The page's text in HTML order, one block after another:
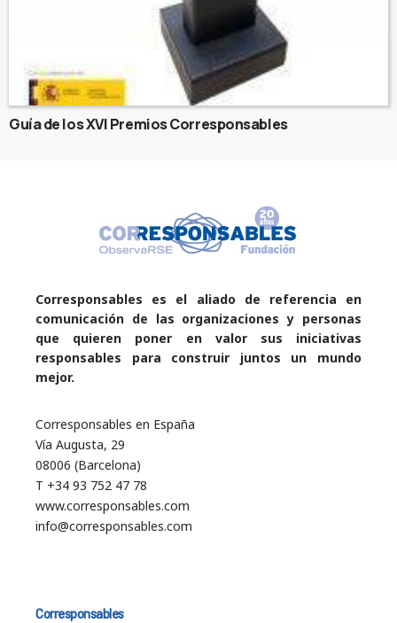
Guía de los XVI Premios Corresponsables
Corresponsables es el aliado de referencia en
comunicación de las organizaciones y personas
que quieren poner en valor sus iniciativas
responsables para construir juntos un mundo
mejor.
Corresponsables en España
Vía Augusta, 29
08006 (Barcelona)
T +34 93 752 47 78
www.corresponsables.com
info@corresponsables.com
Corresponsables